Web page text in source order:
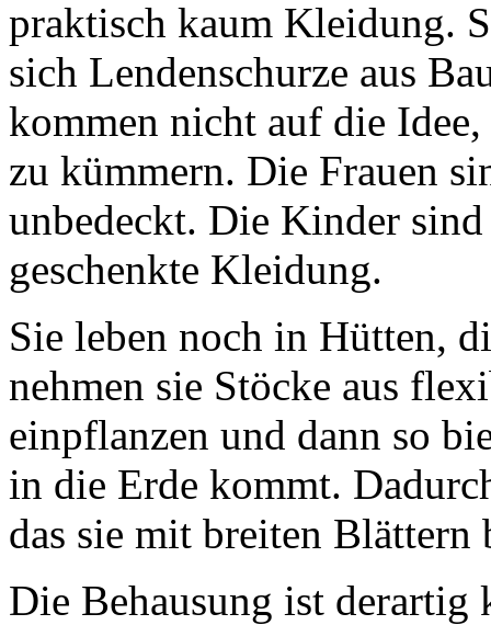
praktisch kaum Kleidung.
sich Lendenschurze aus
kommen nicht auf die
zu kümmern. Die Frauen
unbedeckt. Die Kinder
geschenkte Kleidung.
Sie leben noch in Hütten,
nehmen sie Stöcke aus
einpflanzen und dann so
in die Erde kommt.
das sie mit breiten Blättern
Die Behausung ist derartig